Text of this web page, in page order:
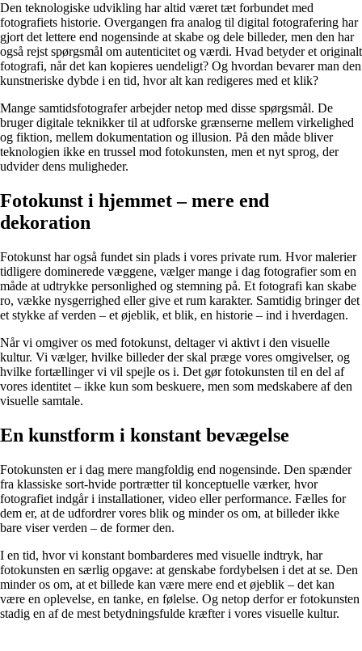
Den teknologiske udvikling har altid været tæt forbundet med
fotografiets historie. Overgangen fra analog til digital fotografering har
gjort det lettere end nogensinde at skabe og dele billeder, men den har
også rejst spørgsmål om autenticitet og værdi. Hvad betyder et originalt
fotografi, når det kan kopieres uendeligt? Og hvordan bevarer man den
kunstneriske dybde i en tid, hvor alt kan redigeres med et klik?
Mange samtidsfotografer arbejder netop med disse spørgsmål. De
bruger digitale teknikker til at udforske grænserne mellem virkelighed
og fiktion, mellem dokumentation og illusion. På den måde bliver
teknologien ikke en trussel mod fotokunsten, men et nyt sprog, der
udvider dens muligheder.
Fotokunst i hjemmet – mere end
dekoration
Fotokunst har også fundet sin plads i vores private rum. Hvor malerier
tidligere dominerede væggene, vælger mange i dag fotografier som en
måde at udtrykke personlighed og stemning på. Et fotografi kan skabe
ro, vække nysgerrighed eller give et rum karakter. Samtidig bringer det
et stykke af verden – et øjeblik, et blik, en historie – ind i hverdagen.
Når vi omgiver os med fotokunst, deltager vi aktivt i den visuelle
kultur. Vi vælger, hvilke billeder der skal præge vores omgivelser, og
hvilke fortællinger vi vil spejle os i. Det gør fotokunsten til en del af
vores identitet – ikke kun som beskuere, men som medskabere af den
visuelle samtale.
En kunstform i konstant bevægelse
Fotokunsten er i dag mere mangfoldig end nogensinde. Den spænder
fra klassiske sort-hvide portrætter til konceptuelle værker, hvor
fotografiet indgår i installationer, video eller performance. Fælles for
dem er, at de udfordrer vores blik og minder os om, at billeder ikke
bare viser verden – de former den.
I en tid, hvor vi konstant bombarderes med visuelle indtryk, har
fotokunsten en særlig opgave: at genskabe fordybelsen i det at se. Den
minder os om, at et billede kan være mere end et øjeblik – det kan
være en oplevelse, en tanke, en følelse. Og netop derfor er fotokunsten
stadig en af de mest betydningsfulde kræfter i vores visuelle kultur.